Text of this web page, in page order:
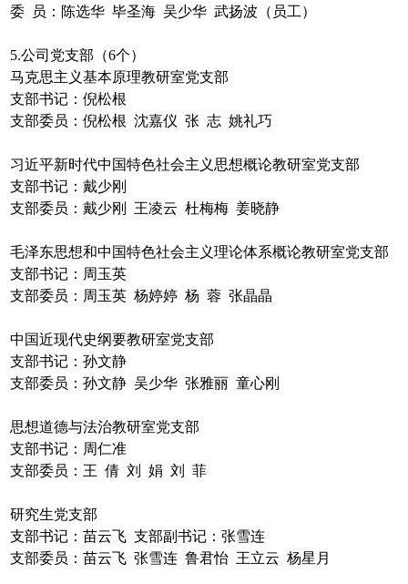
委 员：陈选华 毕圣海 吴少华 武扬波（员工）
5.公司党支部（6个）
马克思主义基本原理教研室党支部
支部书记：倪松根
支部委员：倪松根 沈嘉仪 张 志 姚礼巧
习近平新时代中国特色社会主义思想概论教研室党支部
支部书记 ：戴少刚
支部委员：戴少刚 王凌云 杜梅梅 姜晓静
毛泽东思想和中国特色社会主义理论体系概论教研室党支部
支部书记：周玉英
支部委员：周玉英 杨婷婷 杨 蓉 张晶晶
中国近现代史纲要教研室党支部
支部书记：孙文静
支部委员：孙文静 吴少华 张雅丽 童心刚
思想道德与法治教研室党支部
支部书记 ：周仁准
支部委员：王 倩 刘 娟 刘 菲
研究生党支部
支部书记：苗云飞 支部副书记：张雪连
支部委员：苗云飞 张雪连 鲁君怡 王立云 杨星月